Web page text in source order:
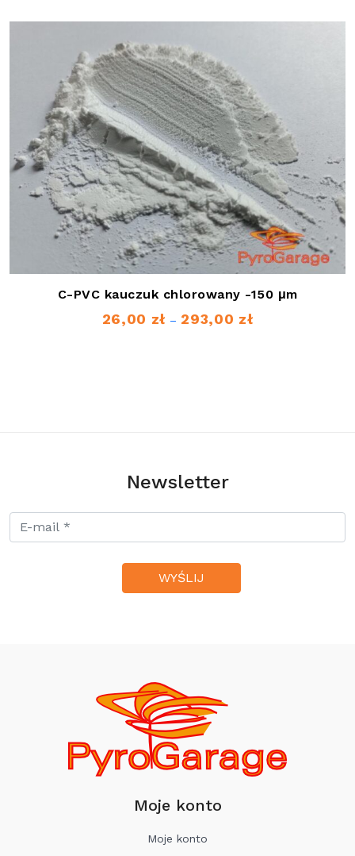
C-PVC kauczuk chlorowany -150 μm
26,00 zł – 293,00 złZakres
Newsletter
Moje konto
Moje konto